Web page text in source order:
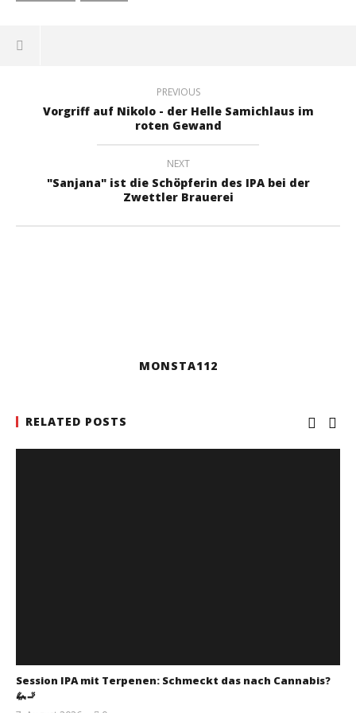
PREVIOUS
Vorgriff auf Nikolo - der Helle Samichlaus im
roten Gewand
NEXT
"Sanjana" ist die Schöpferin des IPA bei der
Zwettler Brauerei
MONSTA112
RELATED POSTS
Session IPA mit Terpenen: Schmeckt das nach Cannabis?
🦗🚬